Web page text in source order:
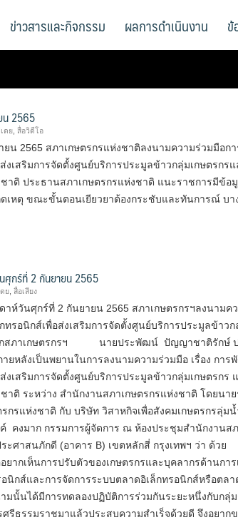
ข่าวสารและกิจกรรม ผลการดำเนินงาน
น 2565
ดย, สื่อวิดีโอ
ายน 2565 สภาเกษตรกรแห่งชาติลงนามความร่วมมือก
งเสริมการจัดตั้งศูนย์บริการประมูลข้าวกลุ่มเกษตรกรแ
าติ ประธานสภา​เกษตรกร​แห่งชาติ แนะราชการมีข้อ
ดเหตุ ขณะขั้นตอนเยียวยาต้องกระชับและทันการณ์ บ
ศุกร์ที่ 2 กันยายน 2565
ย, สื่อเสียง
ห์วันศุกร์ที่ 2 กันยายน 2565 สภาเกษตรกรฯลงนามค
รอนิกส์เพื่อส่งเสริมการจัดตั้งศูนย์บริการประมูลข้าวก
ชิกสภา​เกษตรกร​ฯ นายประพัฒน์ ปัญญาชาติรักษ์
ยหลังเป็นพยานในการลงนามความร่วมมือ​ เรื่อง การ
งเสริมการจัดตั้งศูนย์บริการประมูลข้าวกลุ่มเกษตรกร
าติ ระหว่าง สำนักงานสภาเกษตรกรแห่งชาติ โดยนา
กรแห่งชาติ กับ บริษัท วิสาหกิจเพื่อสังคมเกษตรกรลุ่มน้
คงมาก กรรมการผู้จัดการ ณ ห้องประชุมสำนักงานส
ะศาสนภักดี (อาคาร B) เขตหลักสี่ กรุงเทพฯ​ ว่า​ ด้วย
ยากเห็นการปรับตัวของเกษตรกรและบุคลากรด้านการ
อนิกส์และการจัดการระบบตลาดอิเล็กทรอนิกส์หรือตลา
มนั้นได้มีการทดลองปฏิบัติการร่วมกันระยะหนึ่งกับกลุ่
ธรรมราชมาแล้วประสบความสำเร็จด้วยดี จึงอยาก